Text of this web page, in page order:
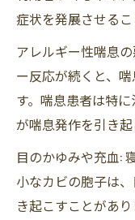
症状を発展させるこ
アレルギー性喘息
ー反応が続くと、
す。喘息患者は特
が喘息発作を引き起
目のかゆみや充血:
小なカビの胞子は
き起こすことがあり